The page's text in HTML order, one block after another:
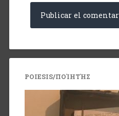
POIESIS/ΠΟΊΗΤΉΣ